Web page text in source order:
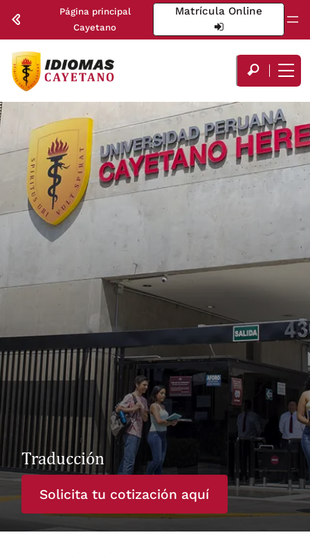
Página principal
Cayetano
Matrícula Online
Traducción
Solicita tu cotización aquí